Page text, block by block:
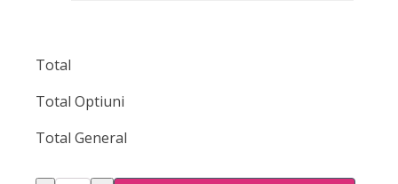
Total
Total Optiuni
Total General